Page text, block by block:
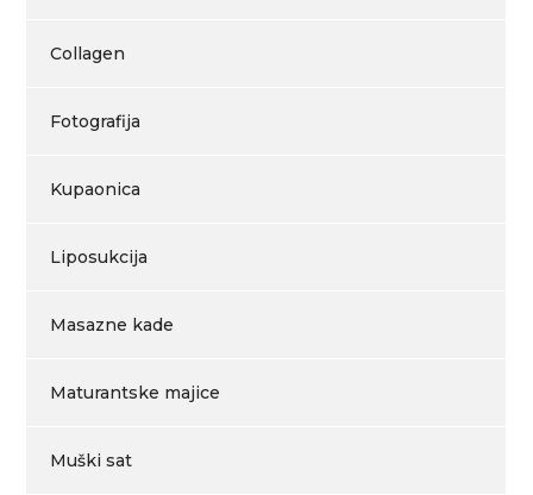
Collagen
Fotografija
Kupaonica
Liposukcija
Masazne kade
Maturantske majice
Muški sat